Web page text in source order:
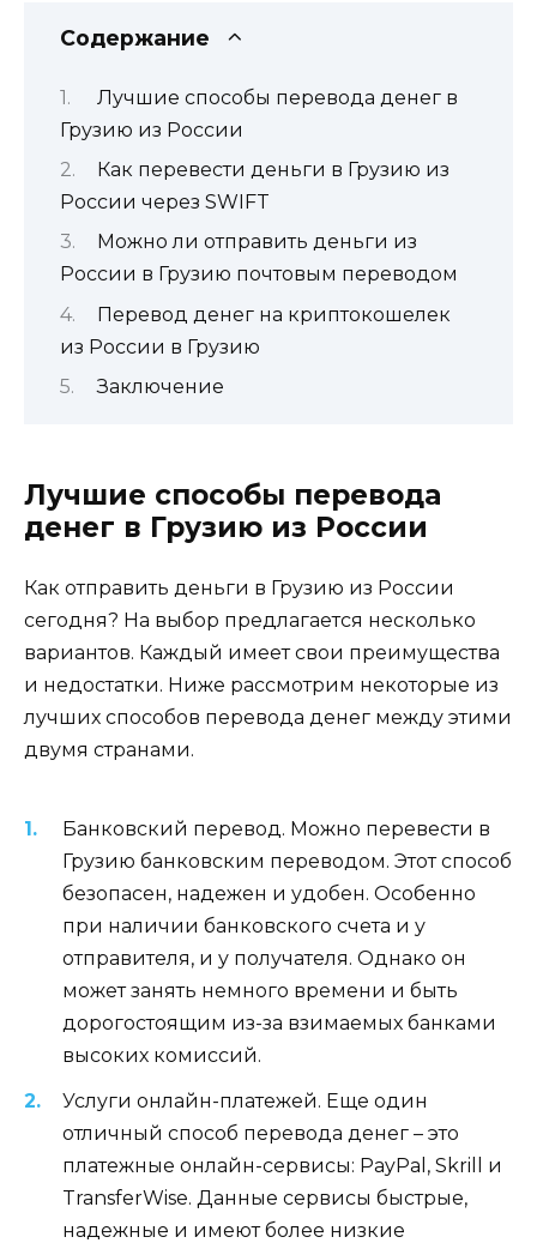
Содержание
Лучшие способы перевода денег в
Грузию из России
Как перевести деньги в Грузию из
России через SWIFT
Можно ли отправить деньги из
России в Грузию почтовым переводом
Перевод денег на криптокошелек
из России в Грузию
Заключение
Лучшие способы перевода
денег в Грузию из России
Как отправить деньги в Грузию из России
сегодня? На выбор предлагается несколько
вариантов. Каждый имеет свои преимущества
и недостатки. Ниже рассмотрим некоторые из
лучших способов перевода денег между этими
двумя странами.
Банковский перевод. Можно перевести в
Грузию банковским переводом. Этот способ
безопасен, надежен и удобен. Особенно
при наличии банковского счета и у
отправителя, и у получателя. Однако он
может занять немного времени и быть
дорогостоящим из-за взимаемых банками
высоких комиссий.
Услуги онлайн-платежей. Еще один
отличный способ перевода денег – это
платежные онлайн-сервисы: PayPal, Skrill и
TransferWise. Данные сервисы быстрые,
надежные и имеют более низкие